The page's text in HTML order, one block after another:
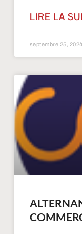
LIRE LA
septembre 25, 2024